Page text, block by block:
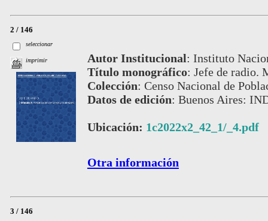
2 / 146
seleccionar
imprimir Autor Institucional: Instituto
Título monográfico: Jefe de radio.
Colección: Censo Nacional de
Datos de edición: Buenos Aires:
Ubicación: 1c2022x2_42_1/_4.pdf
Otra información
3 / 146